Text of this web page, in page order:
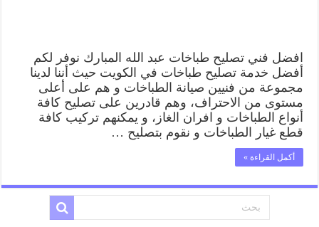
بارخص
الاسعار
مغلقة
افضل فني تصليح طباخات عبد الله المبارك نوفر لكم
أفضل خدمة تصليح طباخات في الكويت حيث أننا لدينا
مجموعة من فنيين صيانة الطباخات و هم على أعلى
مستوى من الاحتراف، وهم قادرين على تصليح كافة
أنواع الطباخات و افران الغاز، و يمكنهم تركيب كافة
قطع غيار الطباخات و نقوم بتصليح …
أكمل القراءة »